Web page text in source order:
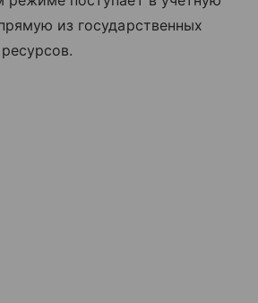
из государственных